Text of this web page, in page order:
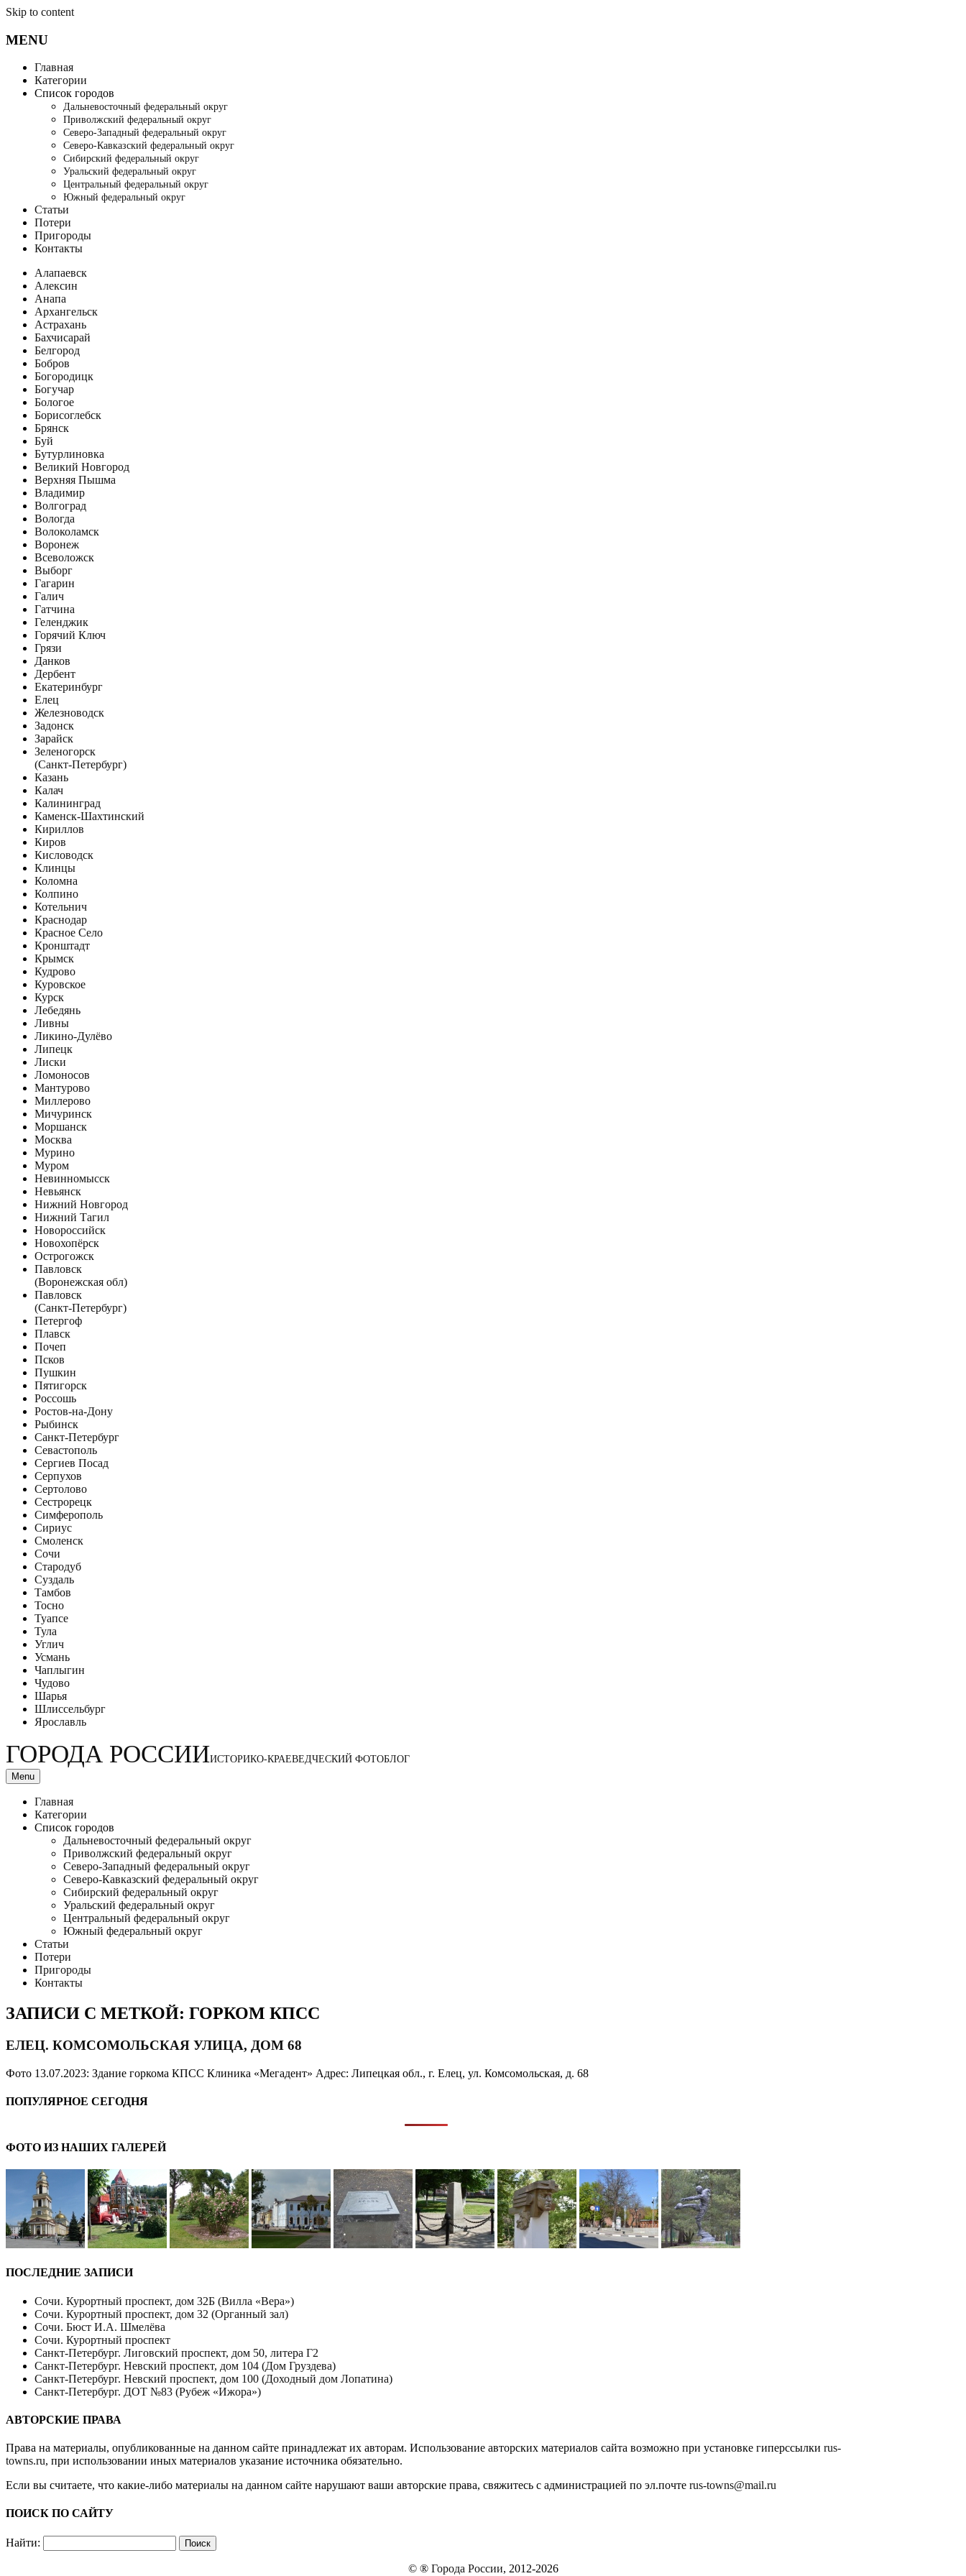
Skip to content
MENU
Главная
Категории
Список городов
Дальневосточный федеральный округ
Приволжский федеральный округ
Северо-Западный федеральный округ
Северо-Кавказский федеральный округ
Сибирский федеральный округ
Уральский федеральный округ
Центральный федеральный округ
Южный федеральный округ
Статьи
Потери
Пригороды
Контакты
Алапаевск
Алексин
Анапа
Архангельск
Астрахань
Бахчисарай
Белгород
Бобров
Богородицк
Богучар
Бологое
Борисоглебск
Брянск
Буй
Бутурлиновка
Великий Новгород
Верхняя Пышма
Владимир
Волгоград
Вологда
Волоколамск
Воронеж
Всеволожск
Выборг
Гагарин
Галич
Гатчина
Геленджик
Горячий Ключ
Грязи
Данков
Дербент
Екатеринбург
Елец
Железноводск
Задонск
Зарайск
Зеленогорск
(Санкт-Петербург)
Казань
Калач
Калининград
Каменск-Шахтинский
Кириллов
Киров
Кисловодск
Клинцы
Коломна
Колпино
Котельнич
Краснодар
Красное Село
Кронштадт
Крымск
Кудрово
Куровское
Курск
Лебедянь
Ливны
Ликино-Дулёво
Липецк
Лиски
Ломоносов
Мантурово
Миллерово
Мичуринск
Моршанск
Москва
Мурино
Муром
Невинномысск
Невьянск
Нижний Новгород
Нижний Тагил
Новороссийск
Новохопёрск
Острогожск
Павловск
(Воронежская обл)
Павловск
(Санкт-Петербург)
Петергоф
Плавск
Почеп
Псков
Пушкин
Пятигорск
Россошь
Ростов-на-Дону
Рыбинск
Санкт-Петербург
Севастополь
Сергиев Посад
Серпухов
Сертолово
Сестрорецк
Симферополь
Сириус
Смоленск
Сочи
Стародуб
Суздаль
Тамбов
Тосно
Туапсе
Тула
Углич
Усмань
Чаплыгин
Чудово
Шарья
Шлиссельбург
Ярославль
ГОРОДА РОССИИИСТОРИКО-КРАЕВЕДЧЕСКИЙ ФОТОБЛОГ
Menu
Главная
Категории
Список городов
Дальневосточный федеральный округ
Приволжский федеральный округ
Северо-Западный федеральный округ
Северо-Кавказский федеральный округ
Сибирский федеральный округ
Уральский федеральный округ
Центральный федеральный округ
Южный федеральный округ
Статьи
Потери
Пригороды
Контакты
ЗАПИСИ С МЕТКОЙ: ГОРКОМ КПСС
ЕЛЕЦ. КОМСОМОЛЬСКАЯ УЛИЦА, ДОМ 68
Фото 13.07.2023: Здание горкома КПСС Клиника «Мегадент» Адрес: Липецкая обл., г. Елец, ул. Комсомольская, д. 68
ПОПУЛЯРНОЕ СЕГОДНЯ
ФОТО ИЗ НАШИХ ГАЛЕРЕЙ
ПОСЛЕДНИЕ ЗАПИСИ
Сочи. Курортный проспект, дом 32Б (Вилла «Вера»)
Сочи. Курортный проспект, дом 32 (Органный зал)
Сочи. Бюст И.А. Шмелёва
Сочи. Курортный проспект
Санкт-Петербург. Лиговский проспект, дом 50, литера Г2
Санкт-Петербург. Невский проспект, дом 104 (Дом Груздева)
Санкт-Петербург. Невский проспект, дом 100 (Доходный дом Лопатина)
Санкт-Петербург. ДОТ №83 (Рубеж «Ижора»)
АВТОРСКИЕ ПРАВА
Права на материалы, опубликованные на данном сайте принадлежат их авторам. Использование авторских материалов сайта возможно при установке гиперссылки rus-
towns.ru, при использовании иных материалов указание источника обязательно.
Если вы считаете, что какие-либо материалы на данном сайте нарушают ваши авторские права, свяжитесь с администрацией по эл.почте rus-towns@mail.ru
ПОИСК ПО САЙТУ
Найти:
© ® Города России, 2012-2026